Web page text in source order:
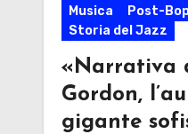
Musica
Post-
Storia del Jazz
«Narrativa
Gordon,
gigante